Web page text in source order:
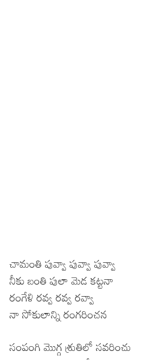
చామంతి పువ్వా పువ్వా పువ్వా
నీకు బంతి పులా మెడ కట్టనా
రంగేళి రవ్వ రవ్వ రవ్వా
నా సోకులాన్ని రంగరించన
సంపంగి మొగ్గ శ్రుతిలో సవరించు